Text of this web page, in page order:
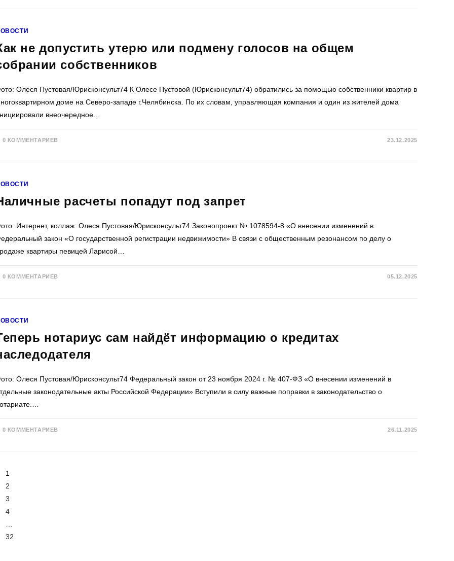
не допустить утерю или подмену голосов на общем
собственников
Олеся Пустовая/Юрисконсульт74 К Олесе Пустовой (Юрисконсульт74) обратились за помощью собственники квартир в
доме на Северо-западе г.Челябинска. По их словам, управляющая компания и один из жителей дома
внеочередное…
0 КОММЕНТАРИЕВ 23.12.2025
расчеты попадут под запрет
Интернет, коллаж: Олеся Пустовая/Юрисконсульт74 Законопроект № 1078594-8 «О внесении изменений в
закон «О государственной регистрации недвижимости» В связи с общественным резонансом по делу о
квартиры певицей Ларисой…
0 КОММЕНТАРИЕВ 05.12.2025
нотариус сам найдёт информацию о кредитах
Олеся Пустовая/Юрисконсульт74 Федеральный закон от 23 ноября 2024 г. № 407-ФЗ «О внесении изменений в
законодательные акты Российской Федерации» Вступили в силу важные поправки в законодательство о
0 КОММЕНТАРИЕВ 26.11.2025
1
2
3
4
32